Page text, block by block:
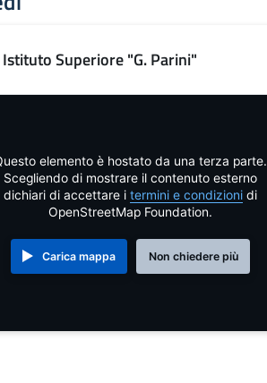
Istituto Superiore "G. Parini"
elemento è hostato da una terza parte.
Scegliendo di mostrare il contenuto esterno
dichiari di accettare i termini e condizionidi
OpenStreetMap Foundation.
Carica mappa Non chiedere più